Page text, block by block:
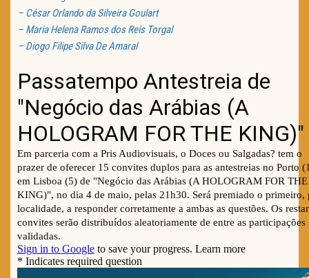
– César Orlando da Silveira Goulart
– Maria Helena Ramos dos Reis Torgal
– Diogo Filipe Silva De Amaral